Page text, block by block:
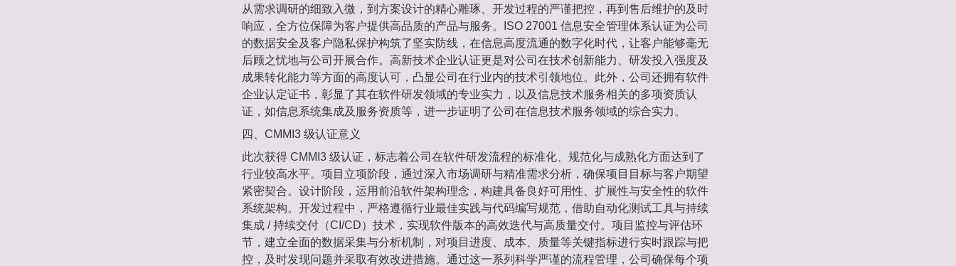
从需求调研的细致入微，到方案设计的精心雕琢、开发过程的严谨把控，再到售后维护的及时
响应，全方位保障为客户提供高品质的产品与服务。ISO 27001 信息安全管理体系认证为公司
的数据安全及客户隐私保护构筑了坚实防线，在信息高度流通的数字化时代，让客户能够毫无
后顾之忧地与公司开展合作。高新技术企业认证更是对公司在技术创新能力、研发投入强度及
成果转化能力等方面的高度认可，凸显公司在行业内的技术引领地位。此外，公司还拥有软件
企业认定证书，彰显了其在软件研发领域的专业实力，以及信息技术服务相关的多项资质认
证，如信息系统集成及服务资质等，进一步证明了公司在信息技术服务领域的综合实力。
四、CMMI3 级认证意义
此次获得 CMMI3 级认证，标志着公司在软件研发流程的标准化、规范化与成熟化方面达到了
行业较高水平。项目立项阶段，通过深入市场调研与精准需求分析，确保项目目标与客户期望
紧密契合。设计阶段，运用前沿软件架构理念，构建具备良好可用性、扩展性与安全性的软件
系统架构。开发过程中，严格遵循行业最佳实践与代码编写规范，借助自动化测试工具与持续
集成 / 持续交付（CI/CD）技术，实现软件版本的高效迭代与高质量交付。项目监控与评估环
节，建立全面的数据采集与分析机制，对项目进度、成本、质量等关键指标进行实时跟踪与把
控，及时发现问题并采取有效改进措施。通过这一系列科学严谨的流程管理，公司确保每个项